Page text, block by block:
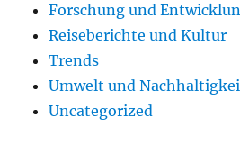
Forschung und
Reiseberichte und Kultur
Trends
Umwelt und
Uncategorized